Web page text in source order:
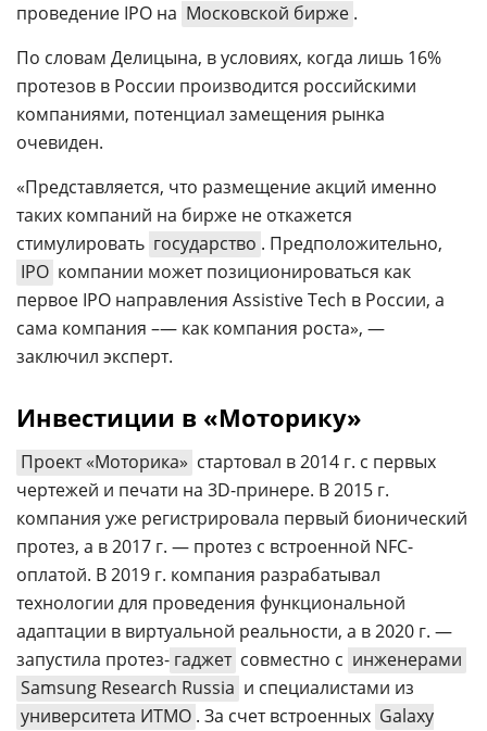
проведение IPO на Московской бирже .
По словам Делицына, в условиях, когда лишь 16%
протезов в России производится российскими
компаниями, потенциал замещения рынка
очевиден.
«Представляется, что размещение акций именно
таких компаний на бирже не откажется
стимулировать государство . Предположительно,
IPO компании может позиционироваться как
первое IPO направления Assistive Tech в России, а
сама компания –— как компания роста», —
заключил эксперт.
Инвестиции в «Моторику»
Проект «Моторика» стартовал в 2014 г. с первых
чертежей и печати на 3D-принере. В 2015 г.
компания уже регистрировала первый бионический
протез, а в 2017 г. — протез с встроенной NFC-
оплатой. В 2019 г. компания разрабатывал
технологии для проведения функциональной
адаптации в виртуальной реальности, а в 2020 г. —
запустила протез- гаджет совместно с инженерами
Samsung Research Russia и специалистами из
университета ИТМО . За счет встроенных Galaxy